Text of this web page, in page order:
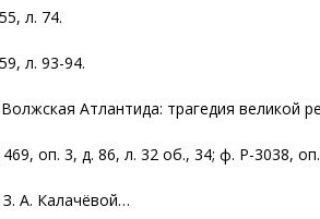
л. 74.
л. 93-94.
Атлантида: трагедия великой
оп. 3, д. 86, л. 32 об., 34; ф. Р-3038,
А. Калачёвой…